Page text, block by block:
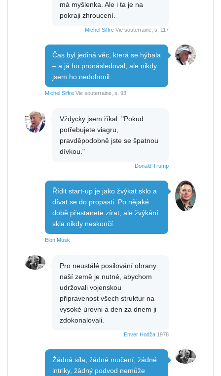
má myšlenka. Ale i ta je na
pokraji zhroucení.
Michel Siffre Vie souterraine, s. 117
Čas byl jediná věc, která se hýbala
– a já ho pronásledoval, ale nikdy
jsem ho nedohonil.
Michel Siffre Vie souterraine, s. 93
Vždycky jsem říkal: "Pokud
potřebujete viagru,
pravděpodobně jste se špatnou
dívkou."
Donald Trump
Řídit start-up je jako žvýkat sklo a
dívat se do propasti. Po nějaké
době přestanete zírat, ale žvýkání
skla nikdy neskončí.
Elon Musk
Pro neustálé posilování obrany
naší země je nutné, abychom
udržovali vojenskou
připravenost všech struktur na
vysoké úrovni a den za dnem ji
zdokonalovali.
Enver Hodža 1978
Žádná síla, žádné mučení, žádné
intriky, žádný podvod nemůže